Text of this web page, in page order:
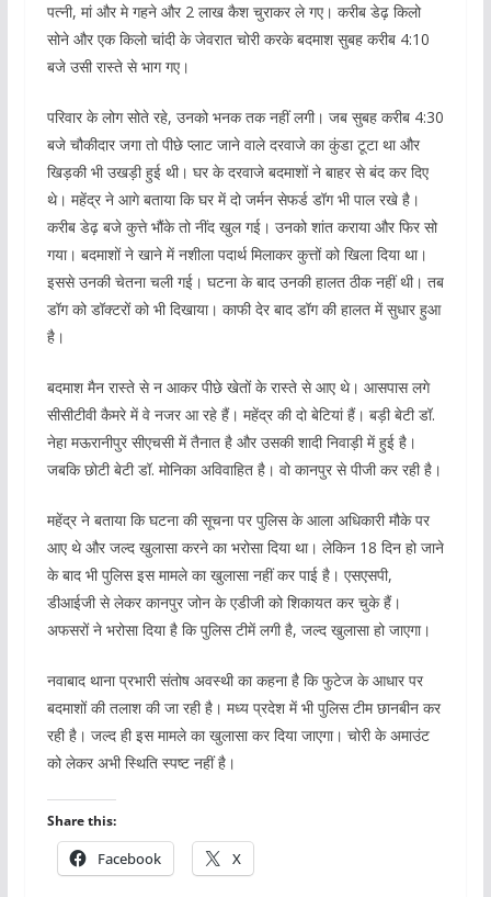
पत्नी, मां और मे गहने और 2 लाख कैश चुराकर ले गए। करीब डेढ़ किलो
सोने और एक किलो चांदी के जेवरात चोरी करके बदमाश सुबह करीब 4:10
बजे उसी रास्ते से भाग गए।
परिवार के लोग सोते रहे, उनको भनक तक नहीं लगी। जब सुबह करीब 4:30
बजे चौकीदार जगा तो पीछे प्लाट जाने वाले दरवाजे का कुंडा टूटा था और
खिड़की भी उखड़ी हुई थी। घर के दरवाजे बदमाशों ने बाहर से बंद कर दिए
थे। महेंद्र ने आगे बताया कि घर में दो जर्मन सेफर्ड डॉग भी पाल रखे है।
करीब डेढ़ बजे कुत्ते भौंके तो नींद खुल गई। उनको शांत कराया और फिर सो
गया। बदमाशों ने खाने में नशीला पदार्थ मिलाकर कुत्तों को खिला दिया था।
इससे उनकी चेतना चली गई। घटना के बाद उनकी हालत ठीक नहीं थी। तब
डॉग को डॉक्टरों को भी दिखाया। काफी देर बाद डॉग की हालत में सुधार हुआ
है।
बदमाश मैन रास्ते से न आकर पीछे खेतों के रास्ते से आए थे। आसपास लगे
सीसीटीवी कैमरे में वे नजर आ रहे हैं। महेंद्र की दो बेटियां हैं। बड़ी बेटी डॉ.
नेहा मऊरानीपुर सीएचसी में तैनात है और उसकी शादी निवाड़ी में हुई है।
जबकि छोटी बेटी डॉ. मोनिका अविवाहित है। वो कानपुर से पीजी कर रही है।
महेंद्र ने बताया कि घटना की सूचना पर पुलिस के आला अधिकारी मौके पर
आए थे और जल्द खुलासा करने का भरोसा दिया था। लेकिन 18 दिन हो जाने
के बाद भी पुलिस इस मामले का खुलासा नहीं कर पाई है। एसएसपी,
डीआईजी से लेकर कानपुर जोन के एडीजी को शिकायत कर चुके हैं।
अफसरों ने भरोसा दिया है कि पुलिस टीमें लगी है, जल्द खुलासा हो जाएगा।
नवाबाद थाना प्रभारी संतोष अवस्थी का कहना है कि फुटेज के आधार पर
बदमाशों की तलाश की जा रही है। मध्य प्रदेश में भी पुलिस टीम छानबीन कर
रही है। जल्द ही इस मामले का खुलासा कर दिया जाएगा। चोरी के अमाउंट
को लेकर अभी स्थिति स्पष्ट नहीं है।
Share this:
Facebook X